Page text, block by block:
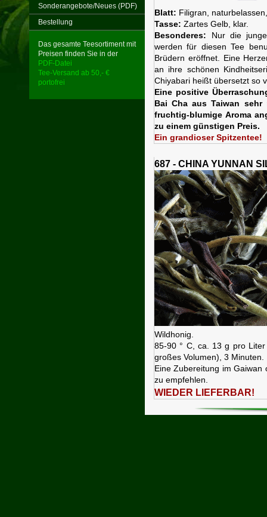
Sonderangebote/Neues (PDF)
Bestellung
Das gesamte Teesortiment mit
Preisen finden Sie in der
PDF-Datei
Tee-Versand ab 50,- €
portofrei
Blatt: Filigran,
Tasse: Zartes Gelb, klar.
Besonderes: Nur die
werden für diesen Tee
Brüdern eröffnet. Eine
an ihre schönen
Chiyabari heißt übersetzt so
Eine positive
Bai Cha aus Taiwan
fruchtig-blumige Aroma
zu einem günstigen Preis.
Ein grandioser Spitzentee!
687 - CHINA YUNNAN
Wildhonig.
85-90 ° C, ca. 13 g pro
großes Volumen), 3 Minuten.
Eine Zubereitung im Gaiwan
zu empfehlen.
WIEDER LIEFERBAR!